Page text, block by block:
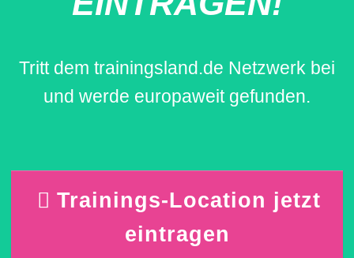
Tritt dem trainingsland.de Netzwerk bei
und werde europaweit gefunden.
Trainings-Location jetzt
eintragen